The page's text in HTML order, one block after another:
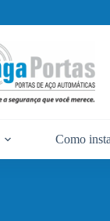
Como